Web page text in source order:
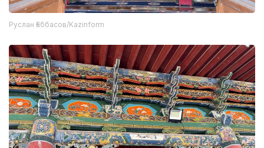
Руслан Ғаббасов/Kazinform